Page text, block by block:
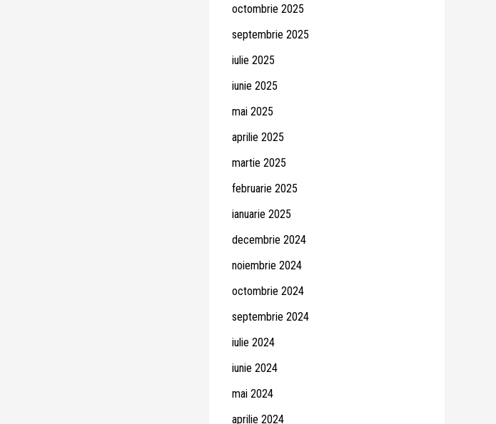
octombrie 2025
septembrie 2025
iulie 2025
iunie 2025
mai 2025
aprilie 2025
martie 2025
februarie 2025
ianuarie 2025
decembrie 2024
noiembrie 2024
octombrie 2024
septembrie 2024
iulie 2024
iunie 2024
mai 2024
aprilie 2024